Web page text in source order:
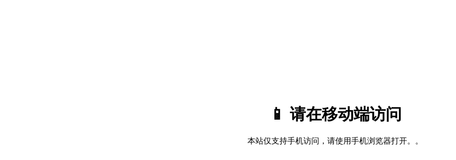
📱 请在移动端访问
本站仅支持手机访问，请使用手机浏览器打开。。